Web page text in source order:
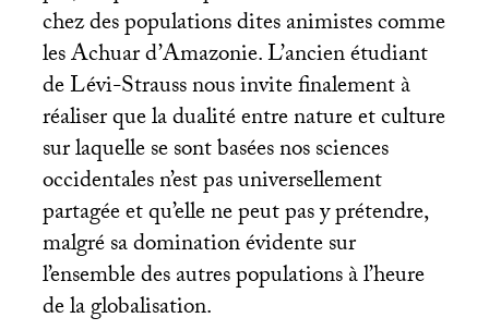
chez des populations dites animistes comme
les Achuar d’Amazonie. L’ancien étudiant
de Lévi-Strauss nous invite finalement à
réaliser que la dualité entre nature et culture
sur laquelle se sont basées nos sciences
occidentales n’est pas universellement
partagée et qu’elle ne peut pas y prétendre,
malgré sa domination évidente sur
l’ensemble des autres populations à l’heure
de la globalisation.